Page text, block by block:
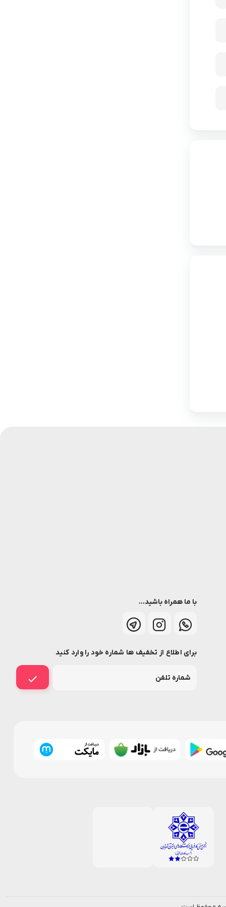
با ما همراه باشید...
برای اطلاع از تخفیف ها شماره خود را وارد کنید